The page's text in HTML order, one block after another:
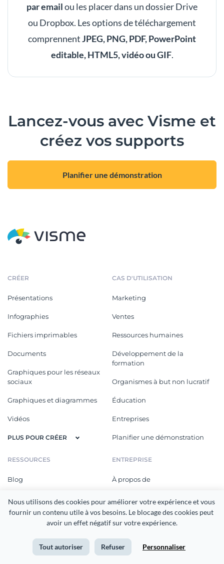
Nous utilisons des cookies pour améliorer votre expérience et vous
fournir un contenu utile à vos besoins. Le blocage des cookies peut
avoir un effet négatif sur votre expérience.
Tout autoriser Refuser Personnaliser
par emailou les placer dans un dossier Drive
ou Dropbox. Les options de téléchargement
comprennentJPEG, PNG, PDF, PowerPoint
editable, HTML5, vidéo ou GIF.
Lancez-vous avec Visme et
créez vos supports
Planifier une démonstration
CRÉER
Présentations
Infographies
Fichiers imprimables
Documents
Graphiques pour les réseaux
sociaux
Graphiques et diagrammes
Vidéos
PLUS POUR CRÉER
CAS D'UTILISATION
Marketing
Ventes
Ressources humaines
Développement de la
formation
Organismes à but non lucratif
Éducation
Entreprises
Planifier une démonstration
RESSOURCES
Blog
Webinaires
Tutoriels vidéos
Cours en ligne
ENTREPRISE
À propos de
Prix
Carrières
Nouveautés